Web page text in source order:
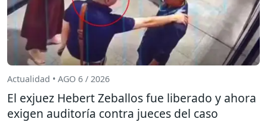
Actualidad • AGO 6 / 2026
El exjuez Hebert Zeballos fue liberado y ahora
exigen auditoría contra jueces del caso